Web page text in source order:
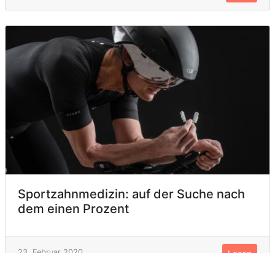
Sportzahnmedizin: auf der Suche nach
dem einen Prozent